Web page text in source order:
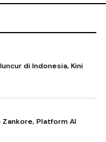
di Indonesia, Kini
Zankore, Platform AI